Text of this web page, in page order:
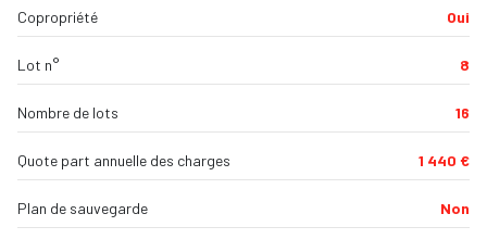
interphone
Dégagement + placard
salle de bain 4.5 m²
WC 1 m²
Copropriété Oui
Lot n° 8
Nombre de lots 16
Quote part annuelle des charges 1 440 €
Plan de sauvegarde Non